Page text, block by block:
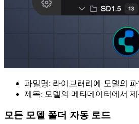
파일명: 라이브러리에 모델의 파
제목: 모델의 메타데이터에서 제
모든 모델 폴더 자동 로드